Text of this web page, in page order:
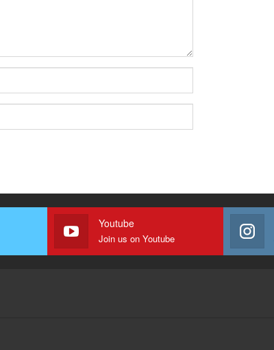
Youtube
Join us on Youtube